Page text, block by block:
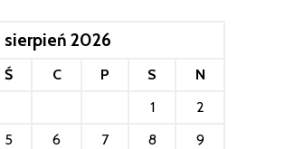
sierpień 2026
Ś C P S
N
1
2
5 6 7 8
9